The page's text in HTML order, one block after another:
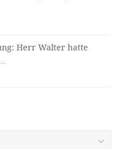
Herr Walter hatte